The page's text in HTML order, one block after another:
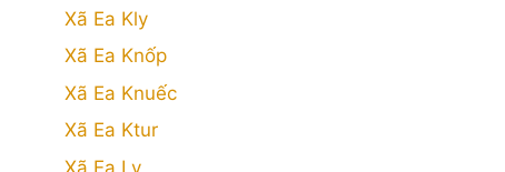
Xã Ea Kly
Xã Ea Knốp
Xã Ea Knuếc
Xã Ea Ktur
Xã Ea Ly